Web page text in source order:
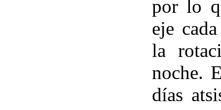
por lo
eje
la
noche.
días